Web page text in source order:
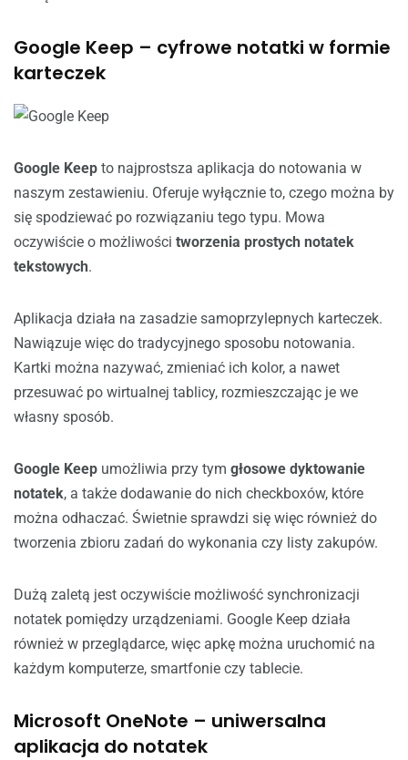
Google Keep – cyfrowe notatki w formie
karteczek
Google Keep to najprostsza aplikacja do notowania w
naszym zestawieniu. Oferuje wyłącznie to, czego można by
się spodziewać po rozwiązaniu tego typu. Mowa
oczywiście o możliwości tworzenia prostych notatek
tekstowych.
Aplikacja działa na zasadzie samoprzylepnych karteczek.
Nawiązuje więc do tradycyjnego sposobu notowania.
Kartki można nazywać, zmieniać ich kolor, a nawet
przesuwać po wirtualnej tablicy, rozmieszczając je we
własny sposób.
Google Keep umożliwia przy tym głosowe dyktowanie
notatek, a także dodawanie do nich checkboxów, które
można odhaczać. Świetnie sprawdzi się więc również do
tworzenia zbioru zadań do wykonania czy listy zakupów.
Dużą zaletą jest oczywiście możliwość synchronizacji
notatek pomiędzy urządzeniami. Google Keep działa
również w przeglądarce, więc apkę można uruchomić na
każdym komputerze, smartfonie czy tablecie.
Microsoft OneNote – uniwersalna
aplikacja do notatek